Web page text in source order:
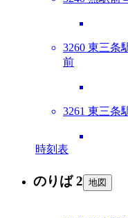
3260 東三
前
3261 東三
時刻表
のりば 2 地図